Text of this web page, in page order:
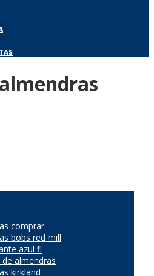
comprar
bobs red mill
azul fl
almendras
kirkland